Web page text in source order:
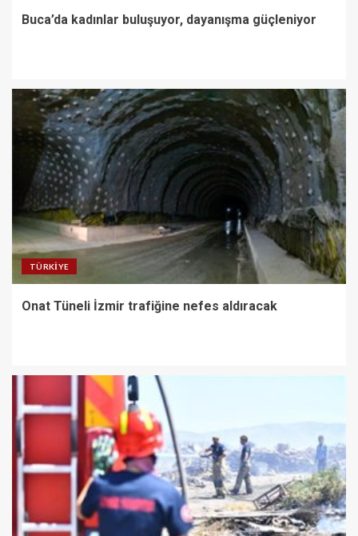
Buca’da kadınlar buluşuyor, dayanışma güçleniyor
TÜRKIYE
Onat Tüneli İzmir trafiğine nefes aldıracak